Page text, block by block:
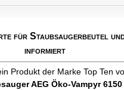
für Staubsaugerbeutel
informiert
Produkt der Marke Top Ten
AEG Öko-Vampyr 6150